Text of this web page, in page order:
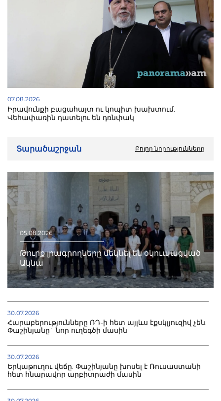
07.08.2026
Իրավունքի բացահայտ ու կոպիտ խախտում.
Վեհափառին դատելու են դռնփակ
Տարածաշրջան Բոլոր նորությունները
05.08.2026
Թուրք լրագրողները մեկնել են օկուպացված
Ակնա
30.07.2026
Հարաբերությունները ՌԴ-ի հետ այլևս էքսկլյուզիվ չեն.
Փաշինյանը` նոր ուղեգծի մասին
30.07.2026
Երկաթուղու վեճը. Փաշինյանը խոսել է Ռուսաստանի
հետ հնարավոր արբիտրաժի մասին